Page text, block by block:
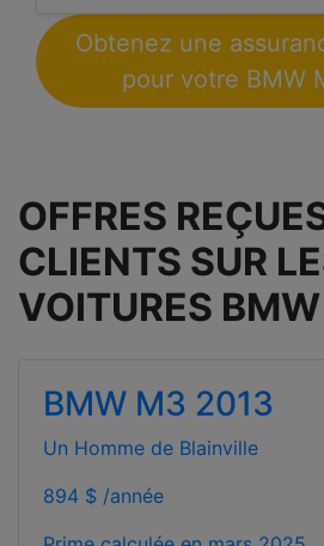
Obtenez une
pour votre BMW
OFFRES
CLIENTS SUR
VOITURES
BMW M3 2013
Un Homme de Blainville
894 $ /année